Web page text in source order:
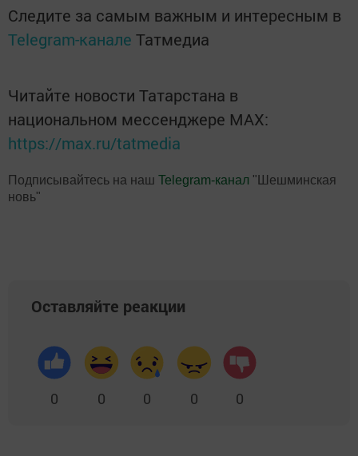
Следите за самым важным и интересным в
Telegram-канале Татмедиа
Читайте новости Татарстана в
национальном мессенджере MАХ:
https://max.ru/tatmedia
Подписывайтесь на наш Telegram-канал "Шешминская
новь"
Оставляйте реакции
0 0 0 0 0